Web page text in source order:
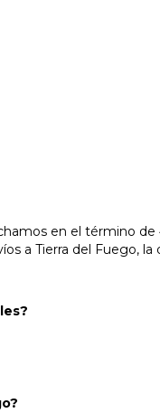
en el término
a Tierra del Fuego,